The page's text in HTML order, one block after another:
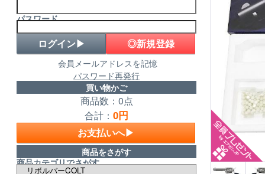
パスワード
◎新規登録
会員メールアドレスを記憶
パスワード再発行
買い物かご
商品数：0点
合計： 0円
お支払いへ▶
商品をさがす
商品カテゴリでさがす